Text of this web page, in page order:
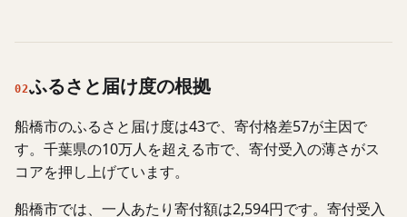
02ふるさと届け度の根拠
船橋市のふるさと届け度は43で、寄付格差57が主因で
す。千葉県の10万人を超える市で、寄付受入の薄さがス
コアを押し上げています。
船橋市では、一人あたり寄付額は2,594円です。寄付受入